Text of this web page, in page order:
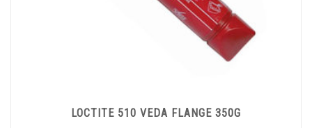
LOCTITE 510 VEDA FLANGE 350G